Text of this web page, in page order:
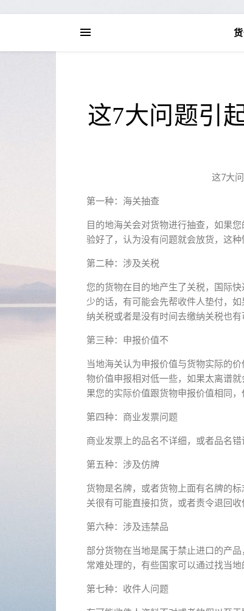
这7大问题引
这7大
第一种：海关抽查
目的地海关会对货物进行抽查，如果
验好了，认为没有问题就会放货，这种
第二种：涉及关税
您的货物在目的地产生了关税，国际快
少的话，有可能会先帮收件人垫付，
纳关税或者是没有时间去缴纳关税也
第三种：申报价值不
当地海关认为申报价值与货物实际的
物价值申报相对低一些，如果太离谱
果您的实际价值跟货物申报价值相同
第四种：商业发票问题
商业发票上的品名不详细，或者品名
第五种：涉及仿牌
货物是名牌，或者货物上面有名牌的
关很有可能直接扣货，或者责令退回收
第六种：涉及违禁品
部分货物在当地是属于禁止进口的产
常难处理的，有些国家可以通过找当
第七种：收件人问题